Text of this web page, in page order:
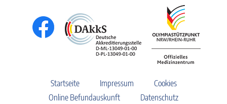
Startseite Impressum
Cookies
Online Befundauskunft
Datenschutz